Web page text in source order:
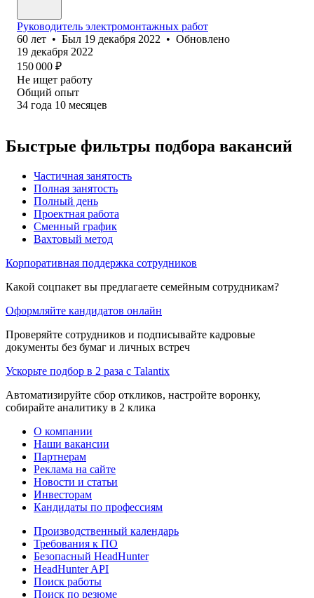
Руководитель электромонтажных работ
60 лет • Был 19 декабря 2022 • Обновлено
19 декабря 2022
150 000 ₽
Не ищет работу
Общий опыт
34 года 10 месяцев
Быстрые фильтры подбора вакансий
Частичная занятость
Полная занятость
Полный день
Проектная работа
Сменный график
Вахтовый метод
Корпоративная поддержка сотрудников
Какой соцпакет вы предлагаете семейным сотрудникам?
Оформляйте кандидатов онлайн
Проверяйте сотрудников и подписывайте кадровые
документы без бумаг и личных встреч
Ускорьте подбор в 2 раза с Talantix
Автоматизируйте сбор откликов, настройте воронку,
собирайте аналитику в 2 клика
О компании
Наши вакансии
Партнерам
Реклама на сайте
Новости и статьи
Инвесторам
Кандидаты по профессиям
Производственный календарь
Требования к ПО
Безопасный HeadHunter
HeadHunter API
Поиск работы
Поиск по резюме